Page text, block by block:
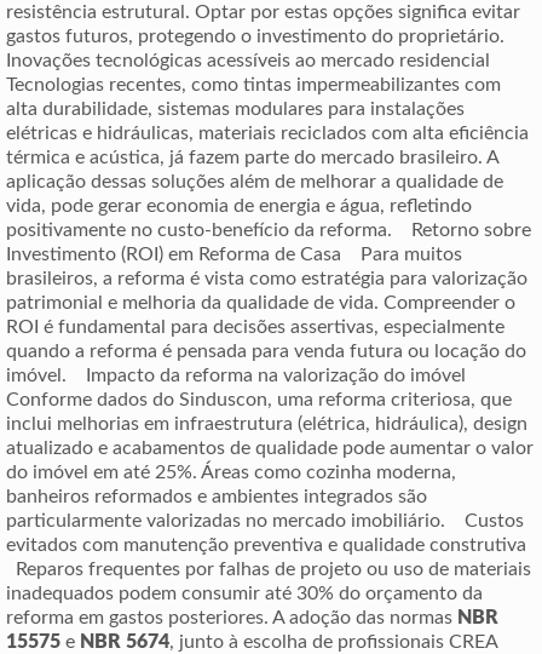
resistência estrutural. Optar por estas opções significa evitar
gastos futuros, protegendo o investimento do proprietário.
Inovações tecnológicas acessíveis ao mercado residencial
Tecnologias recentes, como tintas impermeabilizantes com
alta durabilidade, sistemas modulares para instalações
elétricas e hidráulicas, materiais reciclados com alta eficiência
térmica e acústica, já fazem parte do mercado brasileiro. A
aplicação dessas soluções além de melhorar a qualidade de
vida, pode gerar economia de energia e água, refletindo
positivamente no custo-benefício da reforma. Retorno sobre
Investimento (ROI) em Reforma de Casa Para muitos
brasileiros, a reforma é vista como estratégia para valorização
patrimonial e melhoria da qualidade de vida. Compreender o
ROI é fundamental para decisões assertivas, especialmente
quando a reforma é pensada para venda futura ou locação do
imóvel. Impacto da reforma na valorização do imóvel
Conforme dados do Sinduscon, uma reforma criteriosa, que
inclui melhorias em infraestrutura (elétrica, hidráulica), design
atualizado e acabamentos de qualidade pode aumentar o valor
do imóvel em até 25%. Áreas como cozinha moderna,
banheiros reformados e ambientes integrados são
particularmente valorizadas no mercado imobiliário. Custos
evitados com manutenção preventiva e qualidade construtiva
Reparos frequentes por falhas de projeto ou uso de materiais
inadequados podem consumir até 30% do orçamento da
reforma em gastos posteriores. A adoção das normas NBR
15575 e NBR 5674, junto à escolha de profissionais CREA